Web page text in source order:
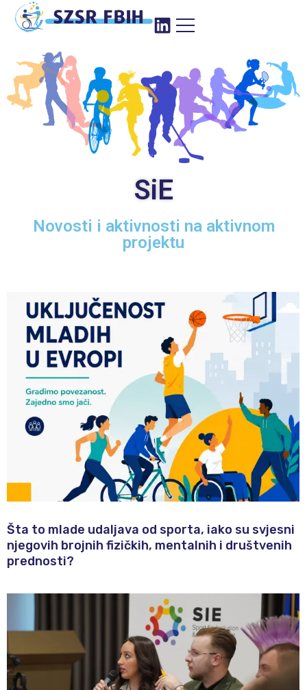
SiE
Novosti i aktivnosti na aktivnom
projektu​
Šta to mlade udaljava od sporta, iako su svjesni
njegovih brojnih fizičkih, mentalnih i društvenih
prednosti?